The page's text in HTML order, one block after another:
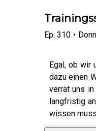
Ep. 310 •
Egal, ob wir
dazu einen
verrät uns
langfristig
wissen